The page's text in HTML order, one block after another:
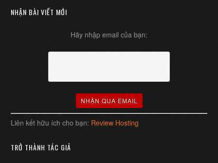
NHẬN BÀI VIẾT MỚI
Hãy nhập email của bạn:
Liên kết hữu ích cho bạn: Review Hosting
TRỞ THÀNH TÁC GIẢ